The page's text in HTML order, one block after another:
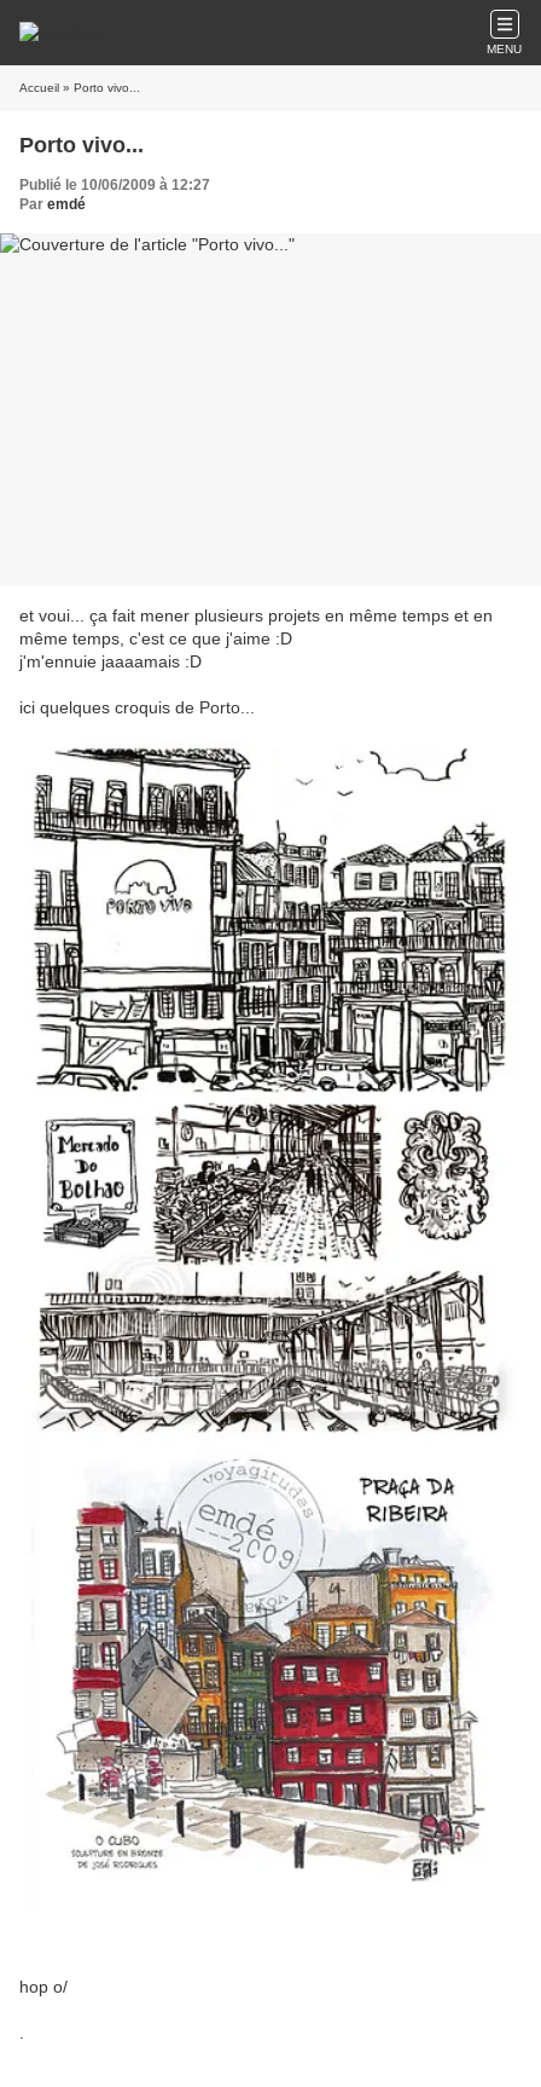
MENU
Accueil » Porto vivo...
Porto vivo...
Publié le 10/06/2009 à 12:27
Par emdé
et voui... ça fait mener plusieurs projets en même temps et en
même temps, c'est ce que j'aime :D
j'm'ennuie jaaaamais :D
ici quelques croquis de Porto...
hop o/